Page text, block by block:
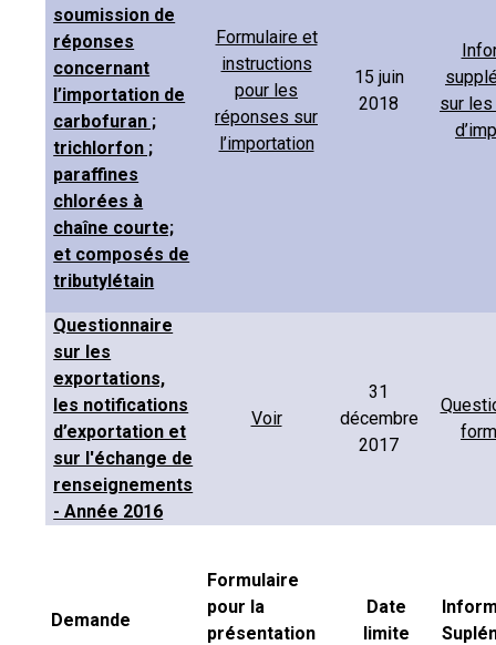
soumission de
réponses
concernant
l’importation de
carbofuran ;
trichlorfon ;
paraffines
chlorées à
chaîne courte;
et composés de
tributylétain
Formulaire et
instructions
pour les
réponses sur
l’importation
15 juin
2018
sur
Questionnaire
sur les
exportations,
les notifications
d’exportation et
sur l'échange de
renseignements
- Année 2016
Voir
31
décembre
2017
Demande
Formulaire
pour la
présentation
Date
limite